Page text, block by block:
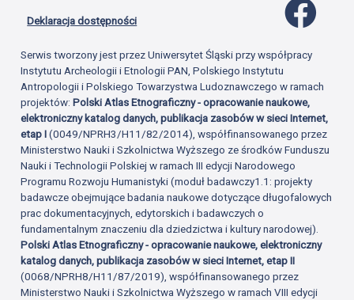
Deklaracja dostępności
Serwis tworzony jest przez Uniwersytet Śląski przy współpracy
Instytutu Archeologii i Etnologii PAN, Polskiego Instytutu
Antropologii i Polskiego Towarzystwa Ludoznawczego w ramach
projektów:Polski Atlas Etnograficzny - opracowanie naukowe,
elektroniczny katalog danych, publikacja zasobów w sieci Internet,
etap I(0049/NPRH3/H11/82/2014), współfinansowanego przez
Ministerstwo Nauki i Szkolnictwa Wyższego ze środków Funduszu
Nauki i Technologii Polskiej w ramach III edycji Narodowego
Programu Rozwoju Humanistyki (moduł badawczy1.1: projekty
badawcze obejmujące badania naukowe dotyczące długofalowych
prac dokumentacyjnych, edytorskich i badawczych o
fundamentalnym znaczeniu dla dziedzictwa i kultury narodowej).
Polski Atlas Etnograficzny - opracowanie naukowe, elektroniczny
katalog danych, publikacja zasobów w sieci Internet, etap II
(0068/NPRH8/H11/87/2019), współfinansowanego przez
Ministerstwo Nauki i Szkolnictwa Wyższego w ramach VIII edycji